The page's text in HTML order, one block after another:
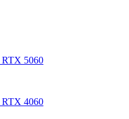
RTX 5060
RTX 4060